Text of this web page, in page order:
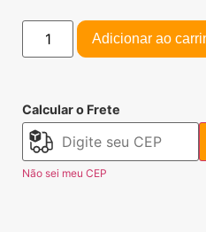
Adicionar ao
Calcular o Frete
Não sei meu CEP